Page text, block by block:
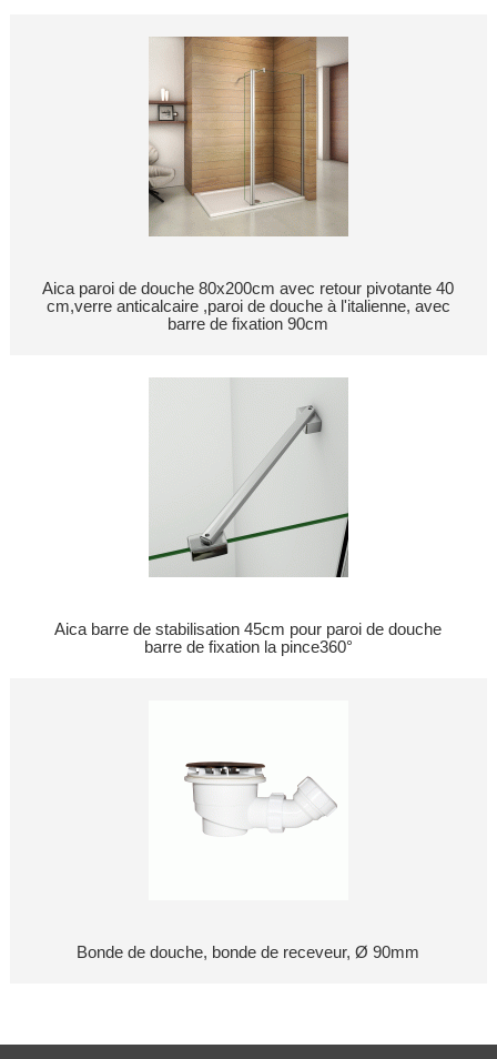
Aica paroi de douche 80x200cm avec retour pivotante 40
cm,verre anticalcaire ,paroi de douche à l'italienne, avec
barre de fixation 90cm
Aica barre de stabilisation 45cm pour paroi de douche
barre de fixation la pince360°
Bonde de douche, bonde de receveur, Ø 90mm